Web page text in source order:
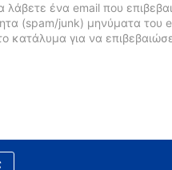
ένα email που
(spam/junk) μηνύματα του
κατάλυμα για να